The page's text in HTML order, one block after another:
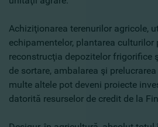
Achiziţionarea terenurilor agricole,
echipamentelor, plantarea culturilor
reconstrucţia depozitelor frigorifice
de sortare, ambalarea şi
multe altele pot deveni proiecte
datorită resurselor de credit de la